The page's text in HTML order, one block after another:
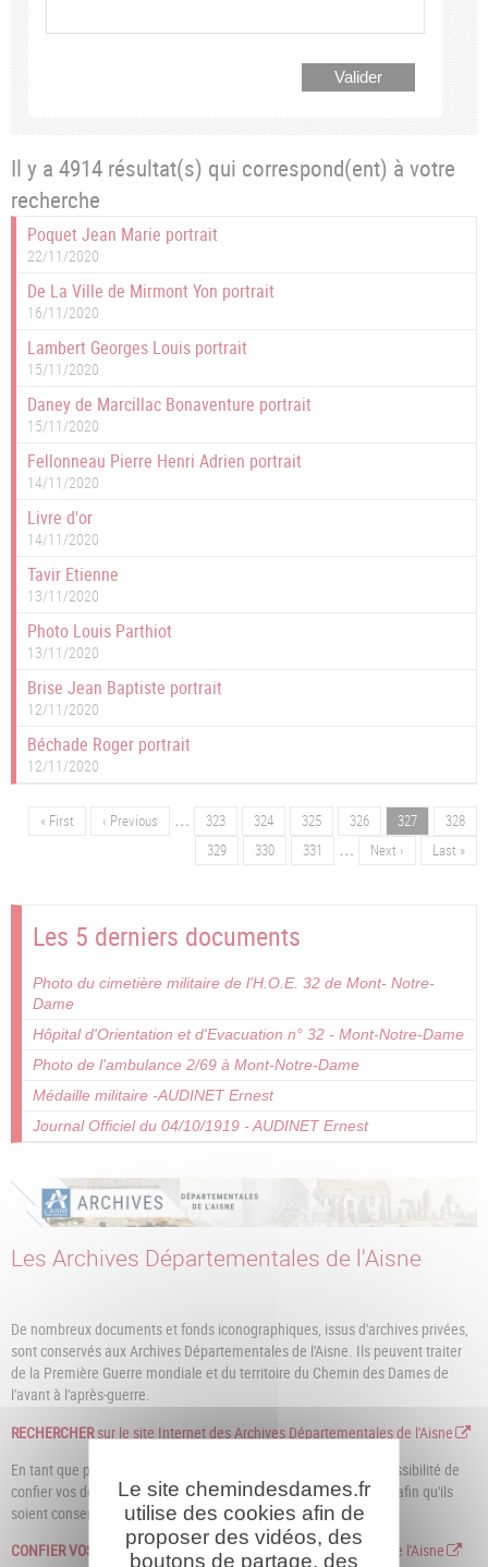
Il y a 4914 résultat(s) qui correspond(ent) à votre
recherche
Poquet Jean Marie portrait
22/11/2020
De La Ville de Mirmont Yon portrait
16/11/2020
Lambert Georges Louis portrait
15/11/2020
Daney de Marcillac Bonaventure portrait
15/11/2020
Fellonneau Pierre Henri Adrien portrait
14/11/2020
Livre d'or
14/11/2020
Tavir Etienne
13/11/2020
Photo Louis Parthiot
13/11/2020
Brise Jean Baptiste portrait
12/11/2020
Béchade Roger portrait
12/11/2020
Pagination
Première
« First
Page
‹ Previous … Page
323 Page
324 Page
325 Page
326 Page
327 Page
328
Page
329 Page
330 Page
331 …
Page
Next ›
Dernière
Last »
Les 5 derniers documents
Photo du cimetière militaire de l'H.O.E. 32 de Mont- Notre-
Dame
Hôpital d'Orientation et d'Evacuation n° 32 - Mont-Notre-Dame
Photo de l'ambulance 2/69 à Mont-Notre-Dame
Médaille militaire -AUDINET Ernest
Journal Officiel du 04/10/1919 - AUDINET Ernest
Les Archives Départementales de l'Aisne
De nombreux documents et fonds iconographiques, issus d'archives privées,
sont conservés aux Archives Départementales de l'Aisne. Ils peuvent traiter
de la Première Guerre mondiale et du territoire du Chemin des Dames de
l'avant à l'après-guerre.
RECHERCHERsur le site Internet des Archives Départementales de l'Aisne
En tant que particulier, association ou entreprise vous avez la possibilité de
confier vos documents aux Archives départementales de l'Aisne afin qu'ils
soient conservés dans des conditions optimales et inventoriées.
CONFIER VOS DOCUMENTS
aux Archives Départementales de l'Aisne
Le site chemindesdames.fr
utilise des cookies afin de
proposer des vidéos, des
boutons de partage, des